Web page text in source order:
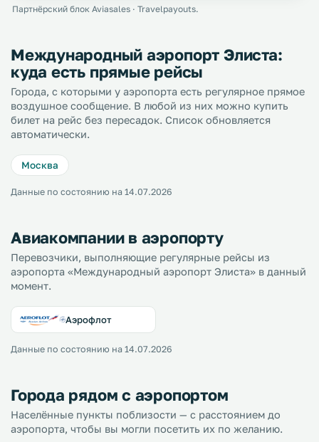
Партнёрский блок Aviasales · Travelpayouts.
Международный аэропорт Элиста:
куда есть прямые рейсы
Города, с которыми у аэропорта есть регулярное прямое
воздушное сообщение. В любой из них можно купить
билет на рейс без пересадок. Список обновляется
автоматически.
Москва
Данные по состоянию на 14.07.2026
Авиакомпании в аэропорту
Перевозчики, выполняющие регулярные рейсы из
аэропорта «Международный аэропорт Элиста» в данный
момент.
Аэрофлот
Данные по состоянию на 14.07.2026
Города рядом с аэропортом
Населённые пункты поблизости — с расстоянием до
аэропорта, чтобы вы могли посетить их по желанию.